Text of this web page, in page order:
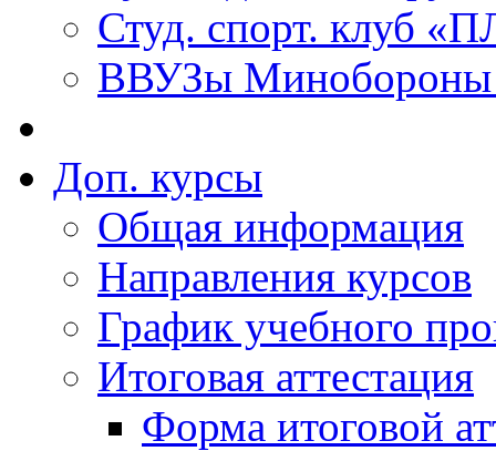
Студ. спорт. клуб
ВВУЗы Минобороны
Доп. курсы
Общая информация
Направления курсов
График учебного
Итоговая аттестация
Форма итоговой